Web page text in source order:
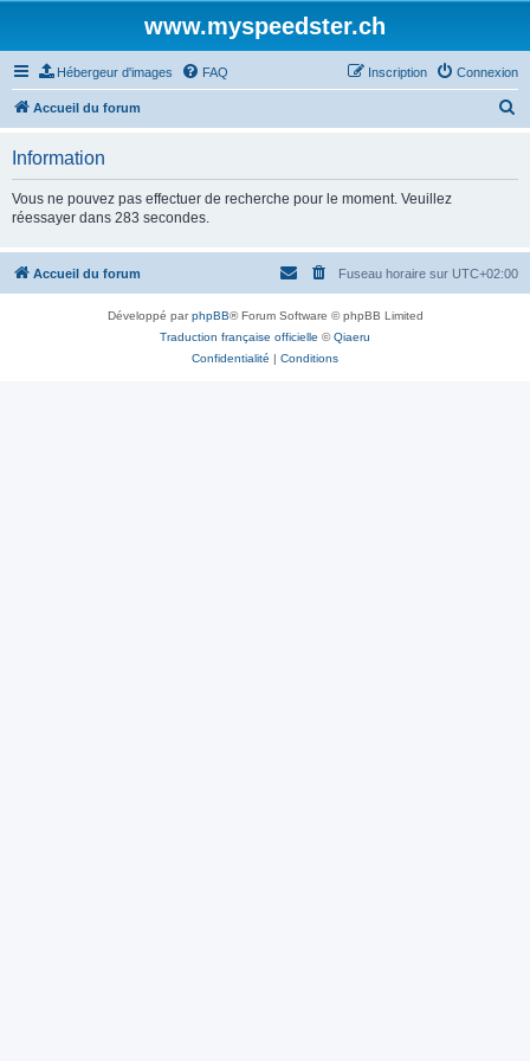
www.myspeedster.ch
Hébergeur d'images FAQ Connexion
Inscription
Accueil du forum
c
Information
Vous ne pouvez pas effectuer de recherche pour le moment. Veuillez
réessayer dans 283 secondes.
Accueil du forum Fuseau horaire sur UTC+02:00
Développé parphpBB® Forum Software © phpBB Limited
Traduction française officielle ©Qiaeru
Confidentialité | Conditions